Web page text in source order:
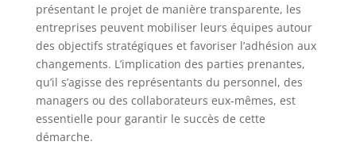
présentant le projet de manière transparente, les
entreprises peuvent mobiliser leurs équipes autour
des objectifs stratégiques et favoriser l’adhésion aux
changements. L’implication des parties prenantes,
qu’il s’agisse des représentants du personnel, des
managers ou des collaborateurs eux-mêmes, est
essentielle pour garantir le succès de cette
démarche.